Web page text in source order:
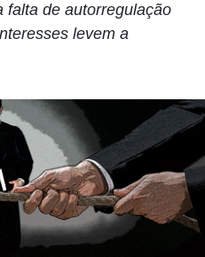
falta de autorregulação
levem a